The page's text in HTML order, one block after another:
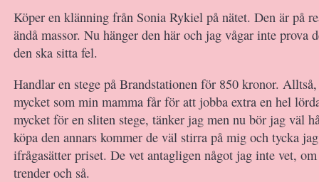
Köper en klänning från Sonia Rykiel på nätet. Den är på
ändå massor. Nu hänger den här och jag vågar inte prova
den ska sitta fel.
Handlar en stege på Brandstationen för 850 kronor.
mycket som min mamma får för att jobba extra en hel
mycket för en sliten stege, tänker jag men nu bör jag väl
köpa den annars kommer de väl stirra på mig och tycka
ifrågasätter priset. De vet antagligen något jag inte vet,
trender och så.